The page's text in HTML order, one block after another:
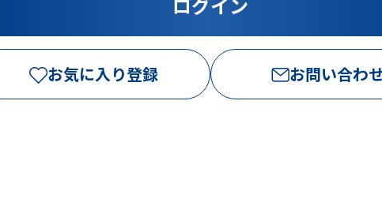
お気に入り登録 お問い合わ